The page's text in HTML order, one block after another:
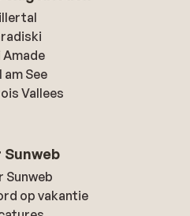
Amade
am See
Vallees
Sunweb
Sunweb
op vakantie